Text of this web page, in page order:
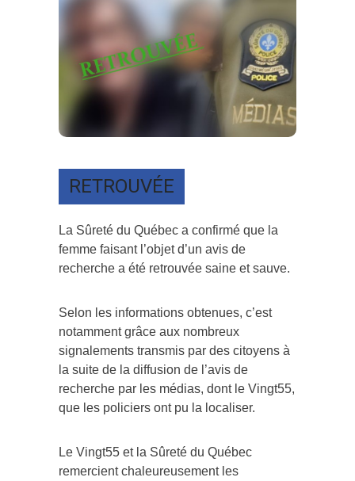
RETROUVÉE
La Sûreté du Québec a confirmé que la
femme faisant l’objet d’un avis de
recherche a été retrouvée saine et sauve.
Selon les informations obtenues, c’est
notamment grâce aux nombreux
signalements transmis par des citoyens à
la suite de la diffusion de l’avis de
recherche par les médias, dont le Vingt55,
que les policiers ont pu la localiser.
Le Vingt55 et la Sûreté du Québec
remercient chaleureusement les